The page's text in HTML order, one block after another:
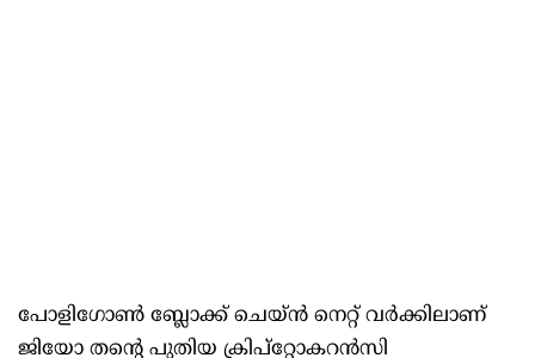
പോളിഗോണ്‍ ബ്ലോക്ക് ചെയ്ൻ നെറ്റ് വർക്കിലാണ്
ജിയോ തന്‍റെ പുതിയ ക്രിപ്റ്റോകറൻസി